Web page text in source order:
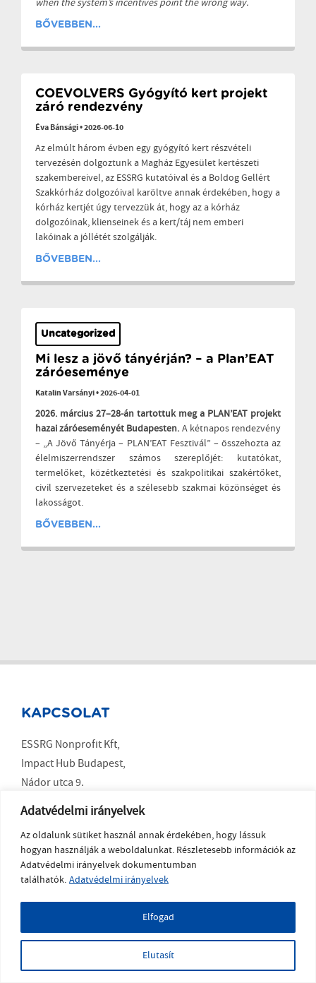
Adatvédelmi irányelvek
Az oldalunk sütiket használ annak érdekében, hogy lássuk
hogyan használják a weboldalunkat. Részletesebb információk az
Adatvédelmi irányelvek dokumentumban
találhatók. Adatvédelmi irányelvek
Elutasít
Elfogad
when the system’s incentives point the wrong way.
BŐVEBBEN...
COEVOLVERS Gyógyító kert projekt
záró rendezvény
Éva Bánsági•2026-06-10
Az elmúlt három évben egy gyógyító kert részvételi
tervezésén dolgoztunk a Magház Egyesület kertészeti
szakembereivel, az ESSRG kutatóival és a Boldog Gellért
Szakkórház dolgozóival karöltve annak érdekében, hogy a
kórház kertjét úgy tervezzük át, hogy az a kórház
dolgozóinak, klienseinek és a kert/táj nem emberi
lakóinak a jóllétét szolgálják.
BŐVEBBEN...
Uncategorized
Mi lesz a jövő tányérján? – a Plan’EAT
záróeseménye
Katalin Varsányi•2026-04-01
2026. március 27–28-án tartottuk meg a PLAN’EAT projekt
hazai záróeseményét Budapesten. A kétnapos rendezvény
– „A Jövő Tányérja – PLAN’EAT Fesztivál” – összehozta az
élelmiszerrendszer számos szereplőjét: kutatókat,
termelőket, közétkeztetési és szakpolitikai szakértőket,
civil szervezeteket és a szélesebb szakmai közönséget és
lakosságot.
BŐVEBBEN...
KAPCSOLAT
ESSRG Nonprofit Kft,
Impact Hub Budapest,
Nádor utca 9.
Budapest 1051
SOCIAL MEDIA
LinkedIn
YouTube
Copyright ESSRG © 2023 a weboldalt készítetteMelkwegDigital